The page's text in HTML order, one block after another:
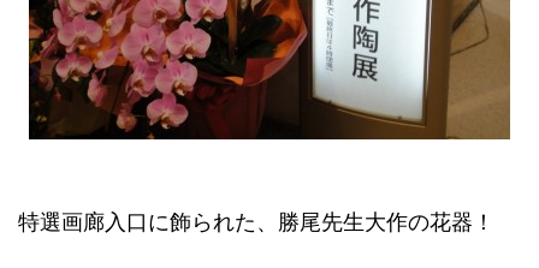
特選画廊入口に飾られた、勝尾先生大作の花器！